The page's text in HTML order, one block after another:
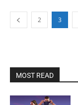
2 3
MOST READ